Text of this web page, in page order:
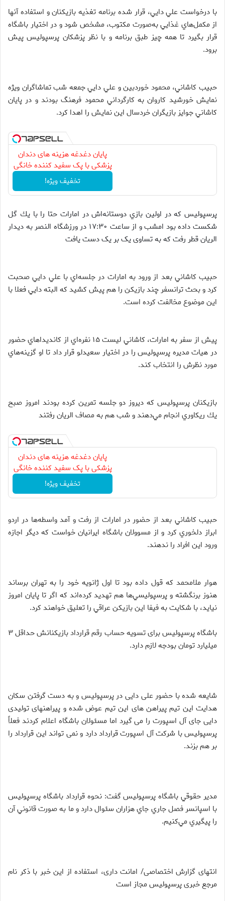
با درخواست علي دايي، قرار شده برنامه تغذيه بازيكنان و استفاده آنها
از مكمل‌هاي غذايي به‌صورت مكتوب، مشخص شود و در اختيار باشگاه
قرار بگيرد تا همه چيز طبق برنامه و با نظر پزشكان پرسپوليس پيش
برود.
حبيب كاشاني، محمود خوردبين و علي دايي جمعه شب تماشاگران ويژه
نمايش خورشيد كاروان به كارگرداني محمود فرهنگ بودند و در پايان
كاشاني جوايز بازيگران خردسال اين نمايش را اهدا كرد.
پایان دغدغه هزینه های دندان
پزشکی با پک سفید کننده خانگی
تخفیف ویژه!
پرسپوليس كه در اولين بازي دوستانه‌اش در امارات حتا را با يك گل
شكست داده بود امشب و از ساعت ۱۷:۳۰ در ورزشگاه النصر به ديدار
الريان قطر رفت که به تساوی یک بر یک دست یافت
حبيب كاشاني بعد از ورود به امارات در جلسه‌اي با علي دايي صحبت
كرد و بحث ترانسفر چند بازيكن را هم پيش كشيد كه البته دايي فعلا با
اين موضوع مخالفت كرده است.
پيش از سفر به امارات، كاشاني ليست ۱۵ نفره‌اي از كانديداهاي حضور
در هيات مديره پرسپوليس را در اختيار سعيدلو قرار داد تا او گزينه‌هاي
مورد نظرش را انتخاب كند.
بازيكنان پرسپوليس كه ديروز دو جلسه تمرين كرده بودند امروز صبح
يك ريكاوري انجام مي‌دهند و شب هم به مصاف الريان رفتند
پایان دغدغه هزینه های دندان
پزشکی با پک سفید کننده خانگی
تخفیف ویژه!
حبيب كاشاني بعد از حضور در امارات از رفت و آمد واسطه‌ها در اردو
ابراز دلخوري كرد و از مسوولان باشگاه ايرانيان خواست كه ديگر اجازه
ورود اين افراد را ندهند.
هوار ملامحمد كه قول داده بود تا اول ژانويه خود را به تهران برساند
هنوز برنگشته و پرسپوليسي‌ها هم تهديد كرده‌اند كه اگر تا پايان امروز
نيايد، با شكايت به فيفا اين بازيكن عراقي را تعليق خواهند كرد.
باشگاه پرسپولیس برای تسویه حساب رقم قرارداد بازیکنانش حداقل ۳
میلیارد تومان بودجه لازم دارد.
شايعه شده با حضور على دايى در پرسپوليس و به دست گرفتن سكان
هدايت اين تيم پيراهن هاى اين تيم عوض شده و پيراهنهاى توليدى
دايى جاى آل اسپورت را مى گيرد اما مسئولان باشگاه اعلام كردند فعلاً
پرسپوليس با شركت آل اسپورت قرارداد دارد و نمى تواند اين قرارداد را
بر هم بزند.
مدير حقوقي باشگاه پرسپوليس گفت: نحوه قرارداد باشگاه پرسپوليس
با اسپانسر فصل جاري جاي هزاران سئوال دارد و ما به صورت قانوني آن
را پيگيري مي‌كنيم.
انتهای گزارش اختصاصی/ امانت داری، استفاده از این خبر با ذکر نام
مرجع خبری پرسپولیس مجاز است